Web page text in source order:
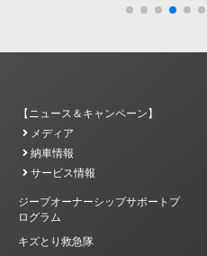
【ニュース＆キャンペーン】
メディア
納車情報
サービス情報
ジープオーナーシップサポートプ
ログラム
キズとり救急隊